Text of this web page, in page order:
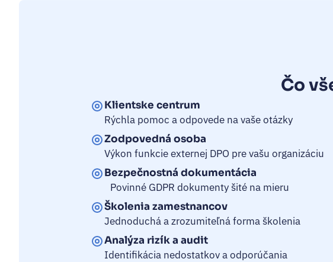
Čo
Klientske centrum
Rýchla pomoc a odpovede na vaše otázky
Zodpovedná osoba
Výkon funkcie externej DPO pre vašu organizáciu
Bezpečnostná dokumentácia
Povinné GDPR dokumenty šité na mieru
Školenia zamestnancov
Jednoduchá a zrozumiteľná forma školenia
Analýza rizík a audit
Identifikácia nedostatkov a odporúčania